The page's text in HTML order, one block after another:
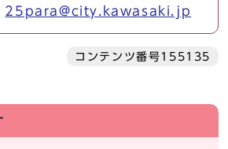
25para@city.kawasaki.jp
コンテンツ番号155135